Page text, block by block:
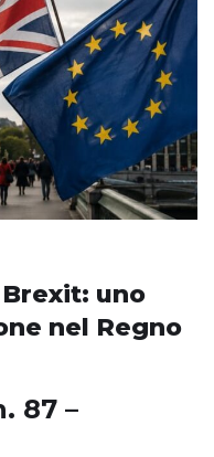
uno
nel Regno
87 –